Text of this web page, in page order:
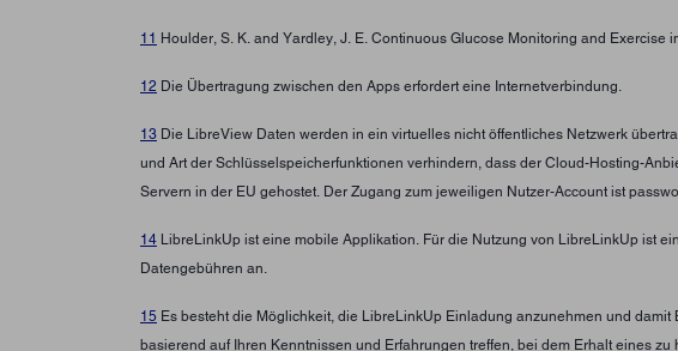
11 Houlder, S. K. and Yardley, J. E. Continuous Glucose Monitoring and
12 Die Übertragung zwischen den Apps erfordert eine Internetverbindung.
13 Die LibreView Daten werden in ein virtuelles nicht öffentliches Netzwerk
und Art der Schlüsselspeicherfunktionen verhindern, dass der Cloud-Hosting-
Servern in der EU gehostet. Der Zugang zum jeweiligen Nutzer-Account ist
14 LibreLinkUp ist eine mobile Applikation. Für die Nutzung von LibreLinkUp ist
Datengebühren an.
15 Es besteht die Möglichkeit, die LibreLinkUp Einladung anzunehmen und
basierend auf Ihren Kenntnissen und Erfahrungen treffen, bei dem Erhalt eines